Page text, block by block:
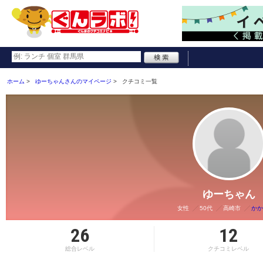
ホーム ゆーちゃんさんのマイページ クチコミ一覧
ゆーちゃん
女性 50代 高崎市 か
26
総合レベル
12
クチコミレベル